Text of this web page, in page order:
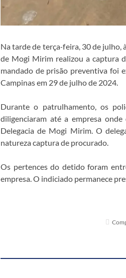
Na tarde de terça-feira, 30 de julho,
de Mogi Mirim realizou a captura
mandado de prisão preventiva foi
Campinas em 29 de julho de 2024.
Durante o patrulhamento, os
diligenciaram até a empresa
Delegacia de Mogi Mirim. O
natureza captura de procurado.
Os pertences do detido foram
empresa. O indiciado permanece